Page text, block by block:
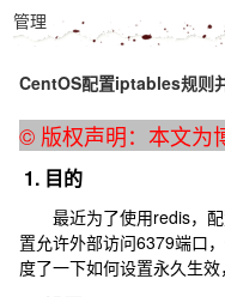
管理
CentOS配置iptables规则
© 版权声明：本文为
1. 目的
最近为了使用redis，配
置允许外部访问6379端口
度了一下如何设置永久生效